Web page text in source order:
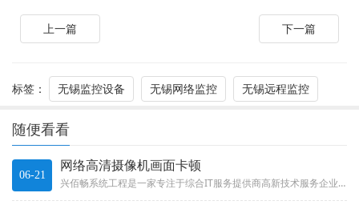
上一篇 下一篇
标签： 无锡监控设备 无锡网络监控 无锡远程监控
随便看看
06-21
网络高清摄像机画面卡顿
兴佰畅系统工程是一家专注于综合IT服务提供商高新技术服务企业，主要致力于提供IT外包服务、无锡综合布线、无锡网络工程、无...